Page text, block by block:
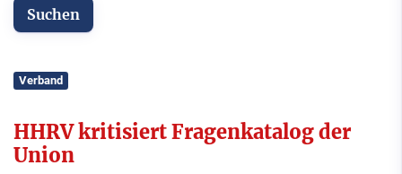
Verband
HHRV kritisiert Fragenkatalog der
Union